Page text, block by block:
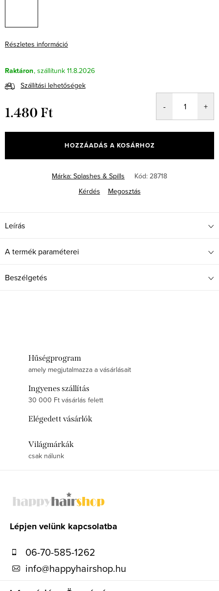
Részletes információ
Raktáron
11.8.2026
Szállítási lehetőségek
1.480 Ft
HOZZÁADÁS A KOSÁRHOZ
Márka: Splashes & Spills Kód: 28718
Kérdés
Megosztás
Leírás
A termék paraméterei
Beszélgetés
Hűségprogram
amely megjutalmazza a vásárlásait
Ingyenes szállítás
30 000 Ft vásárlás felett
Elégedett vásárlók
Világmárkák
csak nálunk
Lépjen velünk kapcsolatba
06-70-585-1262
info@happyhairshop.hu